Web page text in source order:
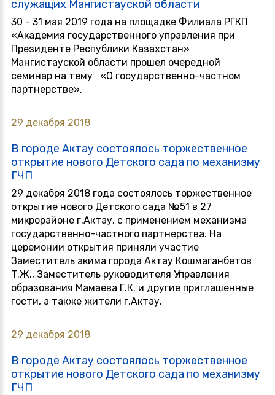
служащих Мангистауской области
30 - 31 мая 2019 года на площадке Филиала РГКП
«Академия государственного управления при
Президенте Республики Казахстан»
Мангистауской области прошел очередной
семинар на тему «О государственно-частном
партнерстве».
29 декабря 2018
В городе Актау состоялось торжественное
открытие нового Детского сада по механизму
ГЧП
29 декабря 2018 года состоялось торжественное
открытие нового Детского сада №51 в 27
микрорайоне г.Актау, с применением механизма
государственно-частного партнерства. На
церемонии открытия приняли участие
Заместитель акима города Актау Кошмаганбетов
Т.Ж., Заместитель руководителя Управления
образования Мамаева Г.К. и другие приглашенные
гости, а также жители г.Актау.
29 декабря 2018
В городе Актау состоялось торжественное
открытие нового Детского сада по механизму
ГЧП